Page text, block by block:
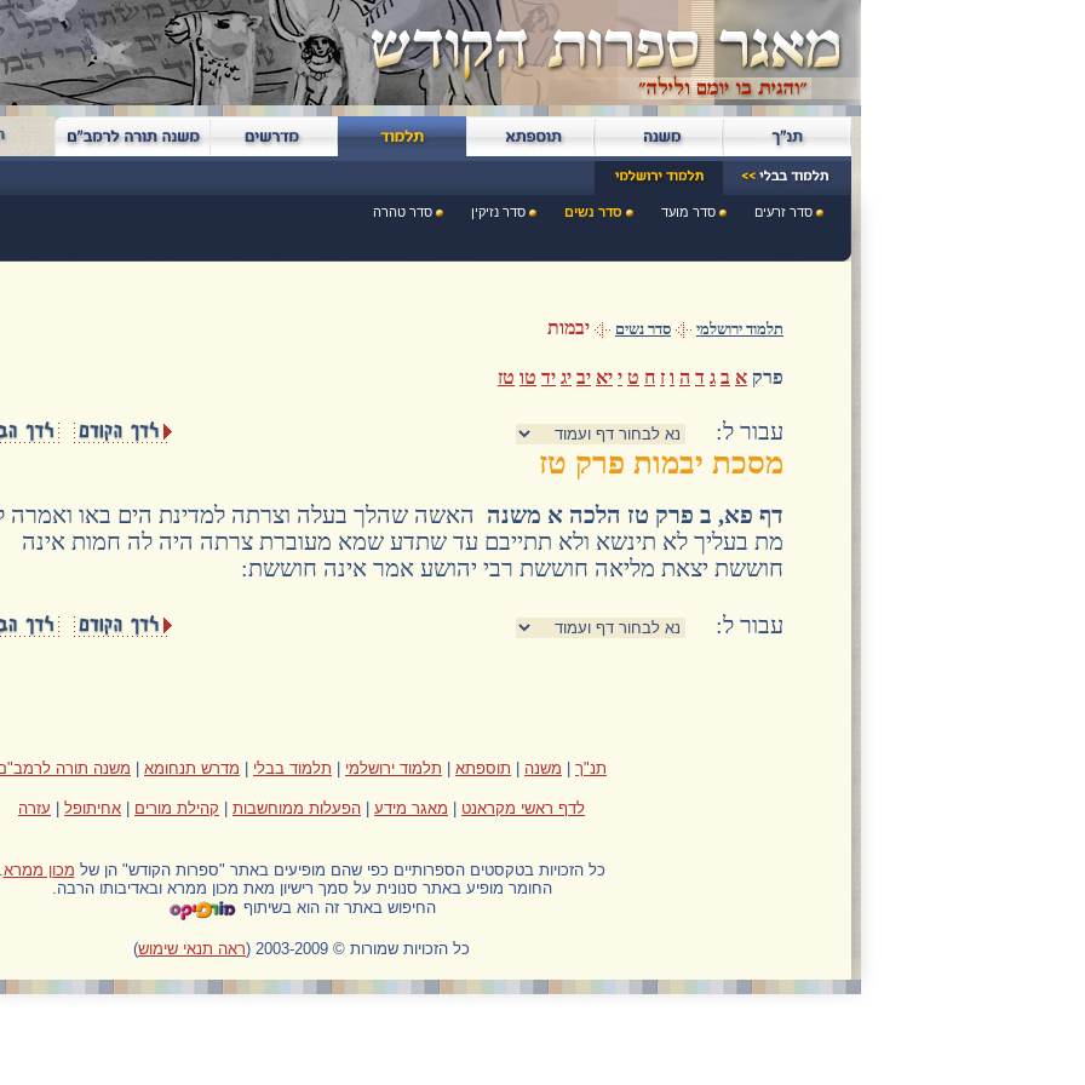
סדר זרעים סדר מועד סדר נשים סדר נזיקין סדר טהרה
תלמוד ירושלמי סדר נשים יבמות
פרק א ב ג ד ה ו ז ח ט י יא יב יג יד טו טז
:עבור ל
מסכת יבמות פרק טז
דף פא, ב פרק טז הלכה א משנה האשה שהלך בעלה וצרתה למדינת הים באו ואמרה
מת בעליך לא תינשא ולא תתייבם עד שתדע שמא מעוברת צרתה היה לה חמות אינה
חוששת יצאת מליאה חוששת רבי יהושע אמר אינה חוששת:
:עבור ל
תנ"ך משנה תוספתא תלמוד ירושלמי תלמוד בבלי מדרש תנחומא משנה תורה
לדף ראשי מקראנט מאגר מידע הפעלות ממוחשבות קהילת מורים אחיתופל עזרה
כל הזכויות בטקסטים הספרותיים כפי שהם מופיעים באתר "ספרות הקודש" הן של מכון ממרא
החומר מופיע באתר סנונית על סמך רישיון מאת מכון ממרא ובאדיבותו הרבה.
החיפוש באתר זה הוא בשיתוף
כל הזכויות שמורות © 2003-2009 (ראה תנאי שימוש)